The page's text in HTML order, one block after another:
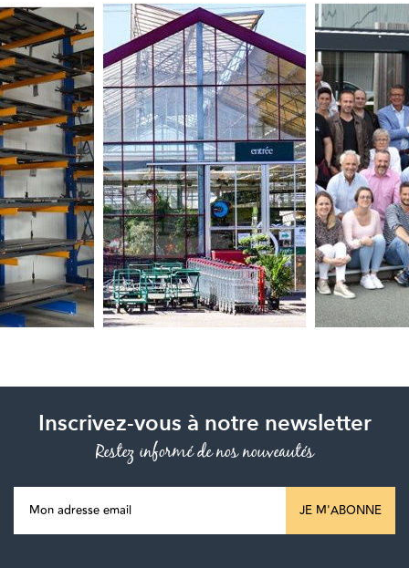
Inscrivez-vous à notre newsletter
Restez informé de nos nouveautés
JE M'ABONNE